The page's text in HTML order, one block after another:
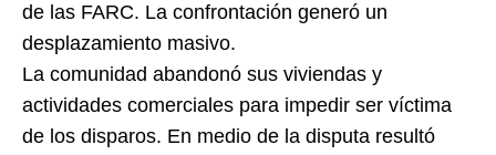
de las FARC. La confrontación generó un
desplazamiento masivo.
La comunidad abandonó sus viviendas y
actividades comerciales para impedir ser víctima
de los disparos. En medio de la disputa resultó